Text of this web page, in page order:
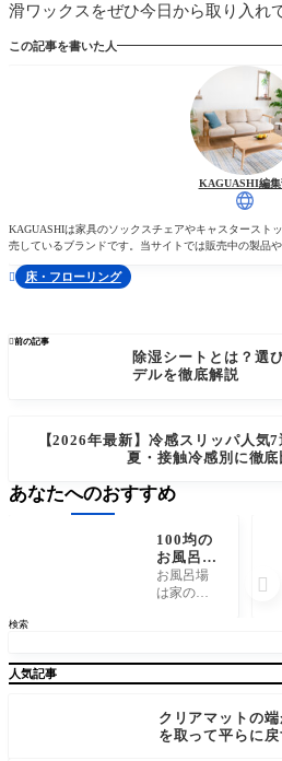
滑ワックスをぜひ今日から取り入れ
この記事を書いた人
KAGUASHI編集
KAGUASHIは家具のソックスチェアやキャスタースト
売しているブランドです。当サイトでは販売中の製品
 床・フローリング
前の記事
除湿シートとは？選
デルを徹底解説
【2026年最新】冷感スリッパ人気7
夏・接触冷感別に徹底
検索
人気記事
クリアマットの
を取って平らに
あなたへのおすすめ
100均の
お風呂滑
り止めマ
ットはコ
方と活用
法を解説
お風呂場
は家の中
場所のひ
とつで
た床や石
けんカス
